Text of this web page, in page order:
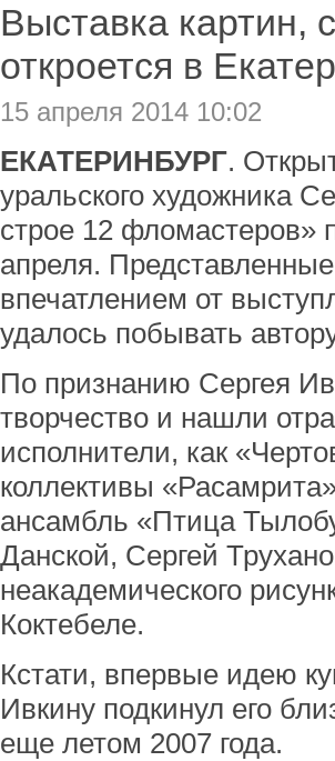
Выставка картин,
откроется в
15 апреля 2014 10:02
ЕКАТЕРИНБУРГ.
уральского художника
строе 12 фломастеров»
апреля.
впечатлением от
удалось побывать
По признанию Сергея
творчество и нашли
исполнители, как
коллективы
ансамбль «Птица
Данской, Сергей
неакадемического
Коктебеле.
Кстати, впервые идею
Ивкину подкинул его
еще летом 2007 года.